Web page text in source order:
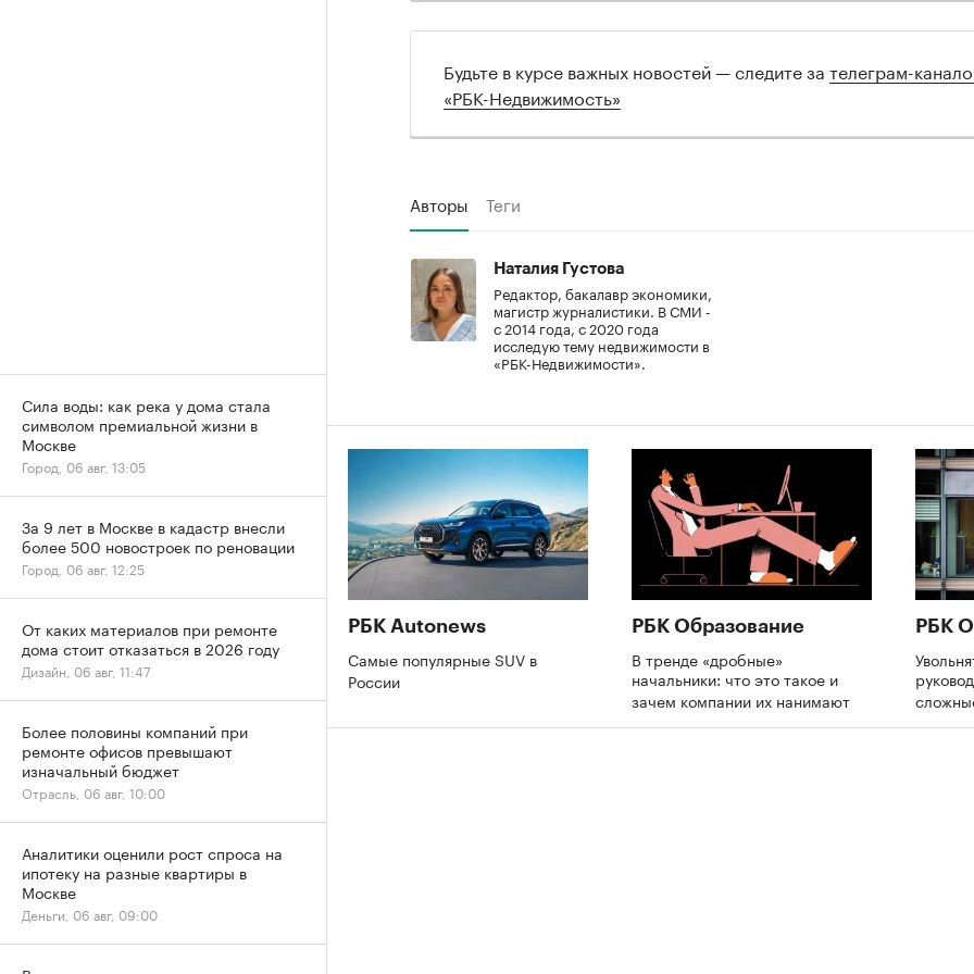
Будьте в курсе важных новостей — следите за телеграм-
«РБК-Недвижимость»
Авторы Теги
Наталия Густова
Редактор, бакалавр экономики,
магистр журналистики. В СМИ -
с 2014 года, с 2020 года
исследую тему недвижимости в
«РБК-Недвижимости».
РБК Autonews
Самые популярные SUV в
России
РБК Образование
В тренде «дробные»
начальники: что это такое и
зачем компании их нанимают
РБК
Сила воды: как река у дома стала
символом премиальной жизни в
Москве
Город, 06 авг, 13:05
За 9 лет в Москве в кадастр внесли
более 500 новостроек по реновации
Город, 06 авг, 12:25
От каких материалов при ремонте
дома стоит отказаться в 2026 году
Дизайн, 06 авг, 11:47
Более половины компаний при
ремонте офисов превышают
изначальный бюджет
Отрасль, 06 авг, 10:00
Аналитики оценили рост спроса на
ипотеку на разные квартиры в
Москве
Деньги, 06 авг, 09:00